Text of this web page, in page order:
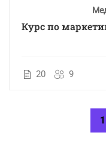
Курс по
20 9
1